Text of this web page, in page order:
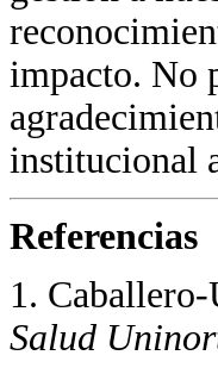
impacto. No
institucional
Referencias
1.
Salud